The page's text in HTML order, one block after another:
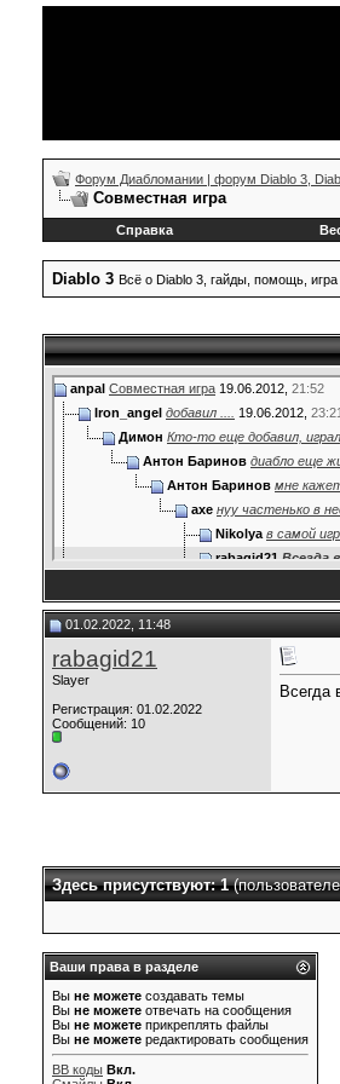
Форум Диабломании | форум Diablo 3,
Совместная игра
Справка
Diablo 3 Всё о Diablo 3, гайды, помощь, игра
anpal Совместная игра 19.06.2012, 21:52
Iron_angel добавил .... 19.06.2012, 23:21
Димон Кто-то еще добавил,
Антон Баринов диабло еще
Антон Баринов мне
axe нуу частенько в
Nikolya в самой
rabagid21 Всегда
hayih Когда уже
pinena8783
wawiy71880
adamschule85 The bigger the name, the...
Jeqoilla
tolten http://laterevent.ruhttp://lat...
01.02.2022, 11:48
rabagid21
Slayer
Регистрация: 01.02.2022
Сообщений: 10
Всегда
Здесь присутствуют: 1
Ваши права в разделе
Вы не можете создавать темы
Вы не можете отвечать на сообщения
Вы не можете прикреплять файлы
Вы не можете редактировать сообщения
BB коды Вкл.